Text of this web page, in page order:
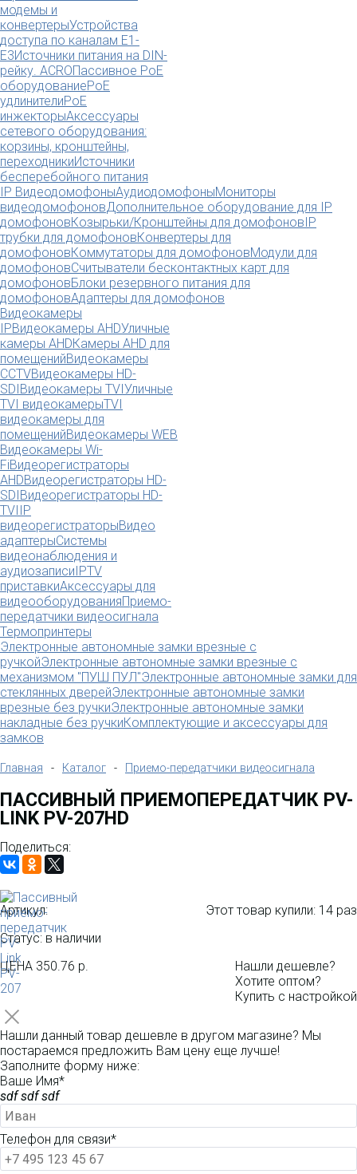
модемы и
конвертерыУстройства
доступа по каналам E1-
E3Источники питания на DIN-
рейку. ACROПассивное PoE
оборудованиеPoE
удлинителиPoE
инжекторыАксессуары
сетевого оборудования:
корзины, кронштейны,
переходникиИсточники
бесперебойного питания
IP ВидеодомофоныАудиодомофоныМониторы
видеодомофоновДополнительное оборудование для IP
домофоновКозырьки/Кронштейны для домофоновIP
трубки для домофоновКонвертеры для
домофоновКоммутаторы для домофоновМодули для
домофоновСчитыватели бесконтактных карт для
домофоновБлоки резервного питания для
домофоновАдаптеры для домофонов
Видеокамеры
IPВидеокамеры AHDУличные
камеры AHDКамеры AHD для
помещенийВидеокамеры
CCTVВидеокамеры HD-
SDIВидеокамеры TVIУличные
TVI видеокамерыTVI
видеокамеры для
помещенийВидеокамеры WEB
Видеокамеры Wi-
FiВидеорегистраторы
AHDВидеорегистраторы HD-
SDIВидеорегистраторы HD-
TVI IP
видеорегистраторыВидео
адаптерыСистемы
видеонаблюдения и
аудиозаписиIPTV
приставкиАксессуары для
видеооборудованияПриемо-
передатчики видеосигнала
Термопринтеры
Электронные автономные замки врезные с
ручкойЭлектронные автономные замки врезные с
механизмом "ПУШ ПУЛ"Электронные автономные замки для
стеклянных дверейЭлектронные автономные замки
врезные без ручкиЭлектронные автономные замки
накладные без ручкиКомплектующие и аксессуары для
замков
Главная - Каталог - Приемо-передатчики видеосигнала
ПАССИВНЫЙ ПРИЕМОПЕРЕДАТЧИК PV-
LINK PV-207HD
Поделиться:
Артикул:
Статус: в наличии
Этот товар купили: 14 раз
ЦЕНА 350.76 р.
Нашли дешевле?
Хотите оптом?
Купить с настройкой
Нашли данный товар дешевле в другом магазине? Мы
постараемся предложить Вам цену еще лучше!
Заполните форму ниже:
Ваше Имя*
sdf sdf sdf
Телефон для связи*